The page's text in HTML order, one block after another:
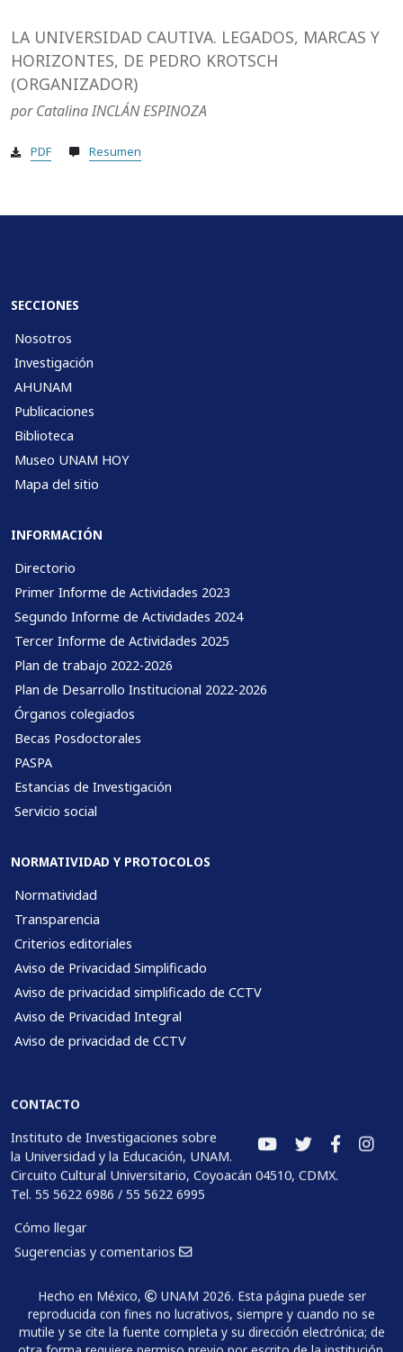
LA UNIVERSIDAD CAUTIVA. LEGADOS, MARCAS Y
HORIZONTES, DE PEDRO KROTSCH
(ORGANIZADOR)
por Catalina INCLÁN ESPINOZA
PDF Resumen
SECCIONES
Nosotros
Investigación
AHUNAM
Publicaciones
Biblioteca
Museo UNAM HOY
Mapa del sitio
INFORMACIÓN
Directorio
Primer Informe de Actividades 2023
Segundo Informe de Actividades 2024
Tercer Informe de Actividades 2025
Plan de trabajo 2022-2026
Plan de Desarrollo Institucional 2022-2026
Órganos colegiados
Becas Posdoctorales
PASPA
Estancias de Investigación
Servicio social
NORMATIVIDAD Y PROTOCOLOS
Normatividad
Transparencia
Criterios editoriales
Aviso de Privacidad Simplificado
Aviso de privacidad simplificado de CCTV
Aviso de Privacidad Integral
Aviso de privacidad de CCTV
CONTACTO
Instituto de Investigaciones sobre
la Universidad y la Educación, UNAM.
Circuito Cultural Universitario, Coyoacán 04510, CDMX.
Tel. 55 5622 6986 / 55 5622 6995
Cómo llegar
Sugerencias y comentarios
Hecho en México,
UNAM 2026. Esta página puede ser
reproducida con fines no lucrativos, siempre y cuando no se
mutile y se cite la fuente completa y su dirección electrónica; de
otra forma requiere permiso previo por escrito de la institución.